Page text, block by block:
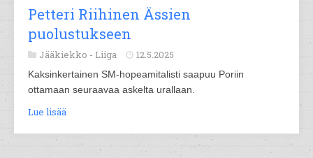
Petteri Riihinen Ässien
puolustukseen
Jääkiekko - Liiga 12.5.2025
Kaksinkertainen SM-hopeamitalisti saapuu Poriin
ottamaan seuraavaa askelta urallaan.
Lue lisää